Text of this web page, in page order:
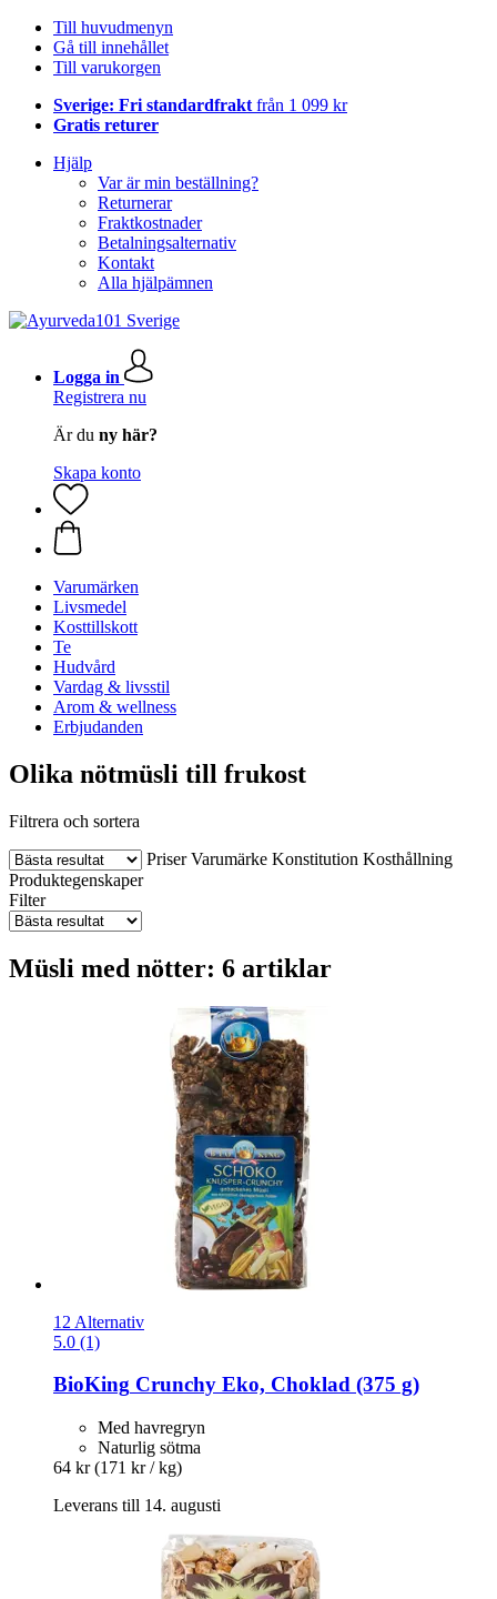
Till huvudmenyn
Gå till innehållet
Till varukorgen
Sverige: Fri standardfrakt från 1 099 kr
Gratis returer
Hjälp
Var är min beställning?
Returnerar
Fraktkostnader
Betalningsalternativ
Kontakt
Alla hjälpämnen
Logga in
Registrera nu
Är du ny här?
Skapa konto
Varumärken
Livsmedel
Kosttillskott
Te
Hudvård
Vardag & livsstil
Arom & wellness
Erbjudanden
Olika nötmüsli till frukost
Filtrera och sortera
Priser Varumärke Konstitution Kosthållning
Produktegenskaper
Filter
Müsli med nötter: 6 artiklar
12 Alternativ
5.0 (1)
BioKing Crunchy Eko, Choklad (375 g)
Med havregryn
Naturlig sötma
64 kr (171 kr / kg)
Leverans till 14. augusti